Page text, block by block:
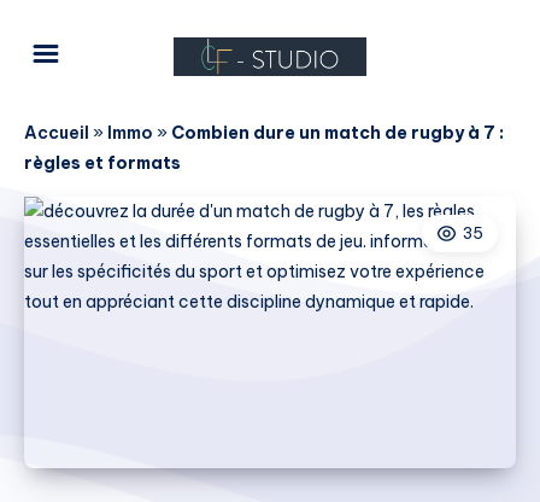
Accueil » Immo » Combien dure un match de rugby à 7 :
règles et formats
35